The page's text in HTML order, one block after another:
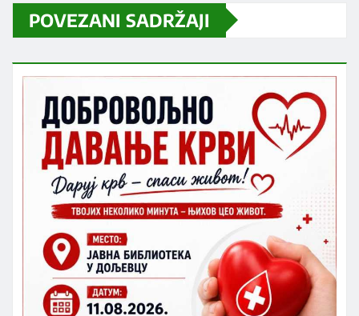
POVEZANI SADRŽAJI